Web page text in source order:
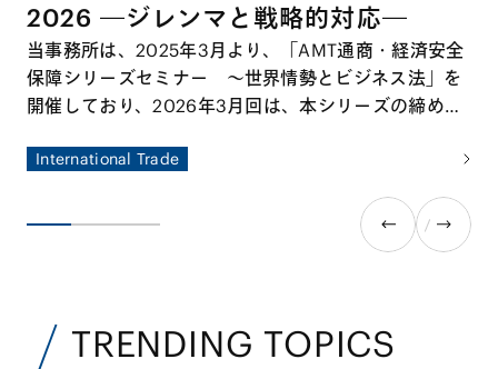
2026 ―ジレンマと戦略的対応―
当事務所は、2025年3月より、「AMT通商・経済安全
保障シリーズセミナー ～世界情勢とビジネス法」を
開催しており、2026年3月回は、本シリーズの締めく
授、国際文化会館地経学研究所所長の鈴木一人先生を
ナーでは、国際情勢の変容を踏まえ、経済安全保障の
観点から日本企業が直面するリスクと機会を整理する
International Trade
TRENDING TOPICS